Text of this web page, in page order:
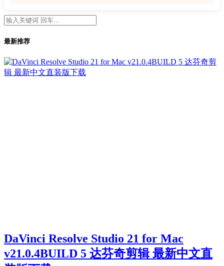
最新推荐
DaVinci Resolve Studio 21 for Mac
v21.0.4BUILD 5 达芬奇剪辑 最新中文直